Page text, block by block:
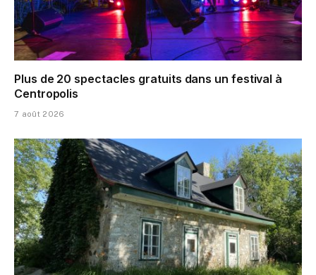
Plus de 20 spectacles gratuits dans un festival à
Centropolis
7 août 2026